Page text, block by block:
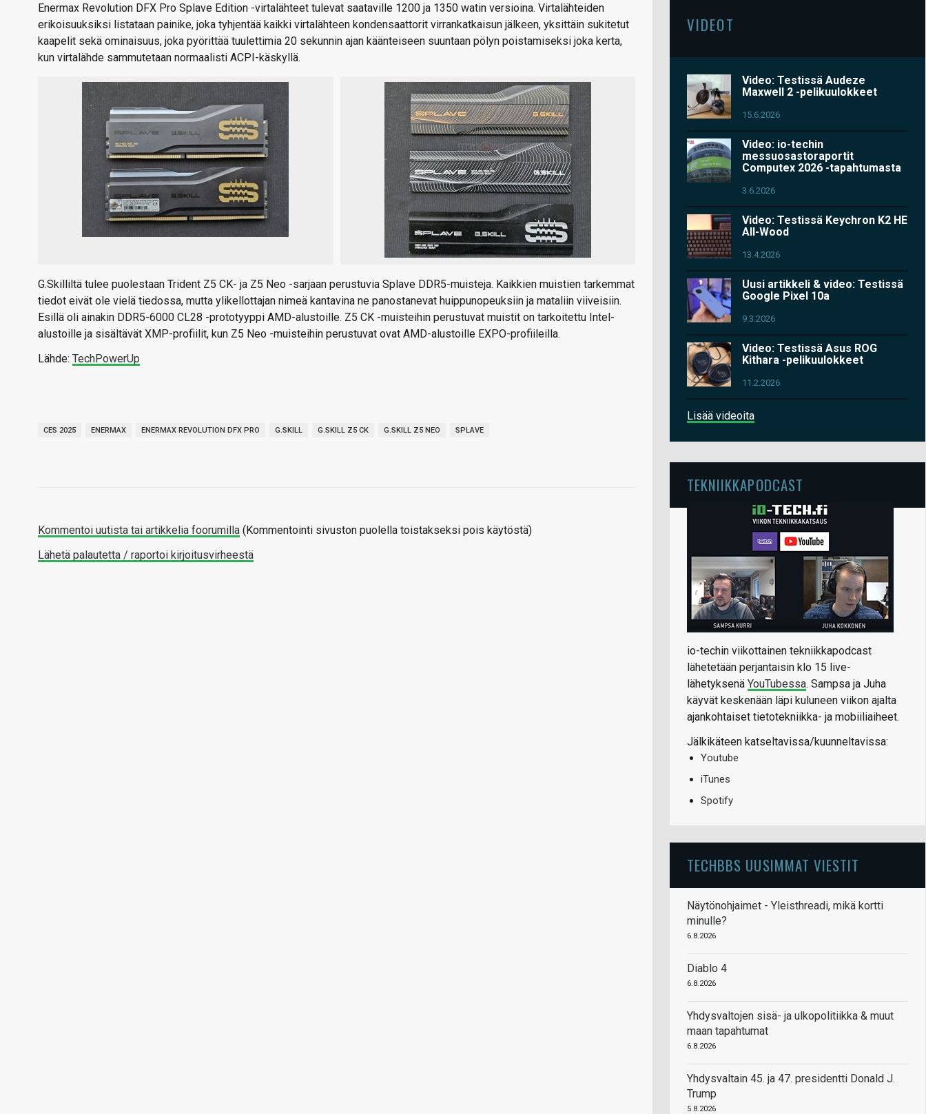
Enermax Revolution DFX Pro Splave Edition -virtalähteet tulevat saataville 1200 ja 1350 watin versioina. Virtalähteiden
erikoisuuksiksi listataan painike, joka tyhjentää kaikki virtalähteen kondensaattorit virrankatkaisun jälkeen, yksittäin sukitetut
kaapelit sekä ominaisuus, joka pyörittää tuulettimia 20 sekunnin ajan käänteiseen suuntaan pölyn poistamiseksi joka kerta,
kun virtalähde sammutetaan normaalisti ACPI-käskyllä.
G.Skilliltä tulee puolestaan Trident Z5 CK- ja Z5 Neo -sarjaan perustuvia Splave DDR5-muisteja. Kaikkien muistien tarkemmat
tiedot eivät ole vielä tiedossa, mutta ylikellottajan nimeä kantavina ne panostanevat huippunopeuksiin ja mataliin viiveisiin.
Esillä oli ainakin DDR5-6000 CL28 -prototyyppi AMD-alustoille. Z5 CK -muisteihin perustuvat muistit on tarkoitettu Intel-
alustoille ja sisältävät XMP-profiilit, kun Z5 Neo -muisteihin perustuvat ovat AMD-alustoille EXPO-profiileilla.
Lähde: TechPowerUp
CES 2025 ENERMAX ENERMAX REVOLUTION DFX PRO G.SKILL G.SKILL Z5 CK G.SKILL Z5 NEO SPLAVE
Kommentoi uutista tai artikkelia foorumilla (Kommentointi sivuston puolella toistakseksi pois käytöstä)
Lähetä palautetta / raportoi kirjoitusvirheestä
VIDEOT
Video: Testissä Audeze
Maxwell 2 -pelikuulokkeet
15.6.2026
Video: io-techin
messuosastoraportit
Computex 2026 -tapahtumasta
3.6.2026
Video: Testissä Keychron K2 HE
All-Wood
13.4.2026
Uusi artikkeli & video: Testissä
Google Pixel 10a
9.3.2026
Video: Testissä Asus ROG
Kithara -pelikuulokkeet
11.2.2026
Lisää videoita
TEKNIIKKAPODCAST
io-techin viikottainen tekniikkapodcast
lähetetään perjantaisin klo 15 live-
lähetyksenä YouTubessa. Sampsa ja Juha
käyvät keskenään läpi kuluneen viikon ajalta
ajankohtaiset tietotekniikka- ja mobiiliaiheet.
Jälkikäteen katseltavissa/kuunneltavissa:
Youtube
iTunes
Spotify
TECHBBS UUSIMMAT VIESTIT
Näytönohjaimet - Yleisthreadi, mikä kortti
minulle?
6.8.2026
Diablo 4
6.8.2026
Yhdysvaltojen sisä- ja ulkopolitiikka & muut
maan tapahtumat
6.8.2026
Yhdysvaltain 45. ja 47. presidentti Donald J.
Trump
5.8.2026